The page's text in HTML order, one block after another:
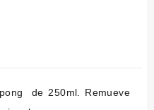
de 250ml. Remueve